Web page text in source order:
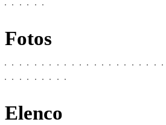
Fotos
Elenco